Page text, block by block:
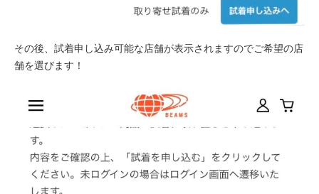
その後、試着申し込み可能な店舗が表示されますのでご希望の店
舗を選びます！